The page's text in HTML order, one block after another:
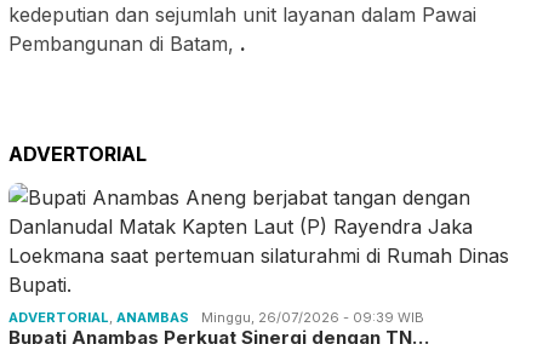
kedeputian dan sejumlah unit layanan dalam Pawai
Pembangunan di Batam, .
ADVERTORIAL
ADVERTORIAL ANAMBAS Minggu, 26/07/2026 - 09:39 WIB
Bupati Anambas Perkuat Sinergi dengan TN…